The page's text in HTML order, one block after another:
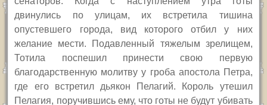
двинулись по улицам, их встретила тишина
опустевшего города, вид которого отбил у них
желание мести. Подавленный тяжелым зрелищем,
Тотила поспешил принести свою первую
благодарственную молитву у гроба апостола Петра,
где его встретил дьякон Пелагий. Король утешил
Пелагия, поручившись ему, что готы не будут убивать